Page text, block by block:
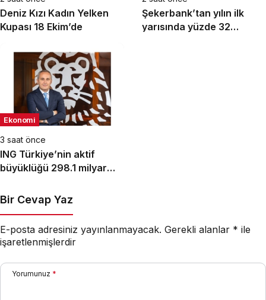
Deniz Kızı Kadın Yelken
Kupası 18 Ekim’de
Şekerbank’tan yılın ilk
yarısında yüzde 32
Ekonomi
3 saat önce
ING Türkiye’nin aktif
büyüklüğü 298.1 milyar
Bir Cevap Yaz
E-posta adresiniz yayınlanmayacak. Gerekli alanlar * ile
işaretlenmişlerdir
Yorumunuz *